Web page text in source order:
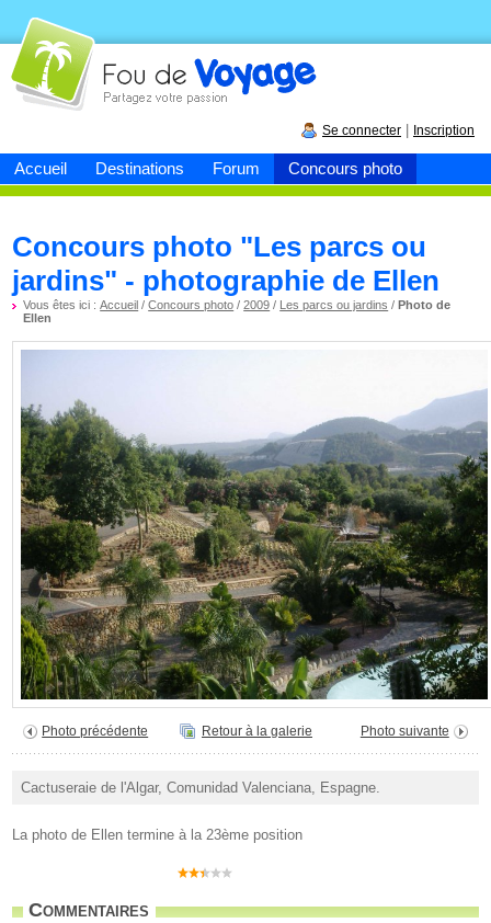
Accueil Destinations Forum Concours photo
Fou devoyage
Se connecter Inscription
Concours photo "Les parcs ou
jardins" - photographie de Ellen
Vous êtes ici :Accueil /Concours photo /2009 / Les parcs ou jardins /Photo de
Ellen
Photo précédente Retour à la galerie Photo suivante
Cactuseraie de l'Algar, Comunidad Valenciana, Espagne.
La photo de Ellen termine à la 23ème position
Commentaires